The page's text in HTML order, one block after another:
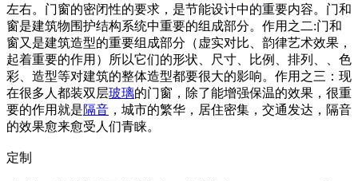
左右。门窗的密闭性的要求，是节能设计中的重要内容。门和
窗是建筑物围护结构系统中重要的组成部分。作用之二:门和
窗又是建筑造型的重要组成部分（虚实对比、韵律艺术效果，
起着重要的作用）所以它们的形状、尺寸、比例、排列、、色
彩、造型等对建筑的整体造型都要很大的影响。作用之三：现
在很多人都装双层玻璃的门窗，除了能增强保温的效果，很重
要的作用就是隔音 ，城市的繁华，居住密集，交通发达，隔音
的效果愈来愈受人们青睐。
定制